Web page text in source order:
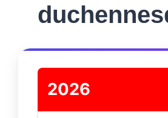
2026